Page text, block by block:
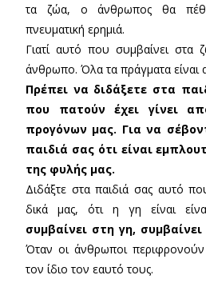
τα ζώα, ο άνθρωπος θα
πνευματική ερημιά.
Γιατί αυτό που συμβαίνει στα
άνθρωπο. Όλα τα πράγματα είναι
Πρέπει να διδάξετε στα
που πατούν έχει γίνει
προγόνων μας. Για να
παιδιά σας ότι είναι
της φυλής μας.
Διδάξτε στα παιδιά σας αυτό
δικά μας, ότι η γη είναι
συμβαίνει στη γη,
Όταν οι άνθρωποι
τον ίδιο τον εαυτό τους.